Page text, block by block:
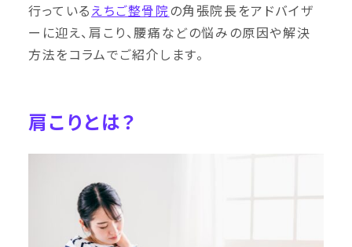
行っているえちご整骨院 の角張院長をアドバイザ
ーに迎え、肩こり、腰痛などの悩みの原因や解決
方法をコラムでご紹介します。
肩こりとは？